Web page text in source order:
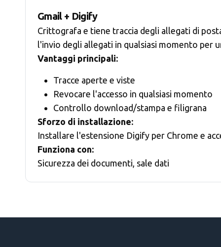
Gmail + Digify
Crittografa e tiene traccia degli allegati di
l'invio degli allegati in qualsiasi momento per
Vantaggi principali:
Tracce aperte e viste
Revocare l'accesso in qualsiasi momento
Controllo download/stampa e filigrana
Sforzo di installazione:
Installare l'estensione Digify per Chrome e
Funziona con:
Sicurezza dei documenti, sale dati